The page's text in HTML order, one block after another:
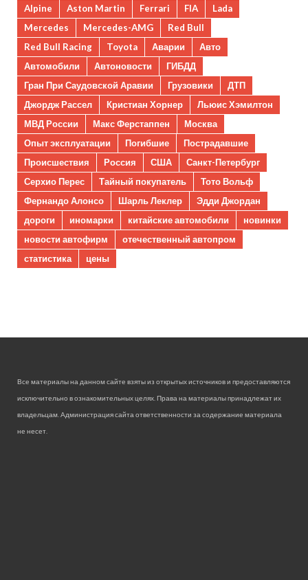
Alpine Aston Martin Ferrari FIA
Lada
Mercedes
Mercedes-AMG
Red Bull
Red Bull Racing
Toyota Аварии
Авто
Автомобили
Автоновости
ГИБДД
Гран При Саудовской Аравии
Грузовики
ДТП
Джордж Рассел
Кристиан Хорнер
Льюис Хэмилтон
МВД России
Макс Ферстаппен
Москва
Опыт эксплуатации
Погибшие
Пострадавшие
Происшествия
Россия США
Санкт-Петербург
Серхио Перес
Тайный покупатель
Тото Вольф
Фернандо Алонсо
Шарль Леклер
Эдди Джордан
дороги
иномарки китайские автомобили
новинки
новости автофирм
отечественный автопром
статистика
цены
Все материалы на данном сайте взяты из открытых источников и предоставляются
исключительно в ознакомительных целях. Права на материалы принадлежат их
владельцам. Администрация сайта ответственности за содержание материала
не несет.